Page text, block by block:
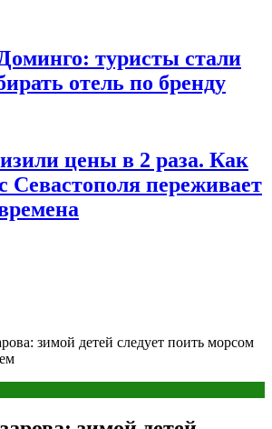
туристы стали
отель по бренду
цены в 2 раза. Как
Севастополя переживает
зимой детей следует поить морсом